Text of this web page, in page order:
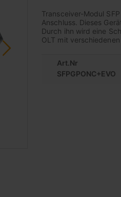
Transceiver-Modul
Anschluss. Dieses
Durch ihn wird eine
OLT mit
Art.Nr
SFPGPONC+EVO